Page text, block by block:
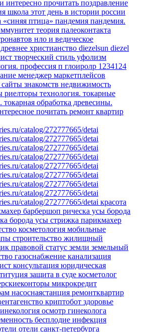
интересно прочитать поздравление
школа этот день в истории россии
«синяя птица» пандемия пандемия.
теория палеоконтакта
нло и ведическое
христианство diezelsun diezel
творческий стиль уфолизм
профессия п глоиролр 1234124
менеджер маркетплейсов
сайты знакомств недвижимость
риелторы технология. токарные
токарная обработка древесины.
почитать ремонт квартир
catalog/272777665/detai
catalog/272777665/detai
catalog/272777665/detai
catalog/272777665/detai
catalog/272777665/detai
catalog/272777665/detai
catalog/272777665/detai
catalog/272777665/detai
catalog/272777665/detai красота
барбершоп рическа усы борода
борода усы стрижка парикмахер
косметология мобильные
строительство жилищный
правовой статус земли земельный
газоснабжение канализация
консультация юридическая
защита в суде косметолог
микрокредит
насоснаястанция ремонтквартир
криптобот здоровье
осмотр гинеколога
бесплодие инфекция
отели санкт-петербурга